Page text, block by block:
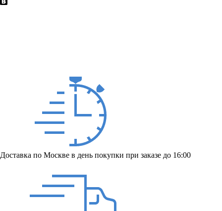
Доставка по Москве в день покупки при заказе до 16:00